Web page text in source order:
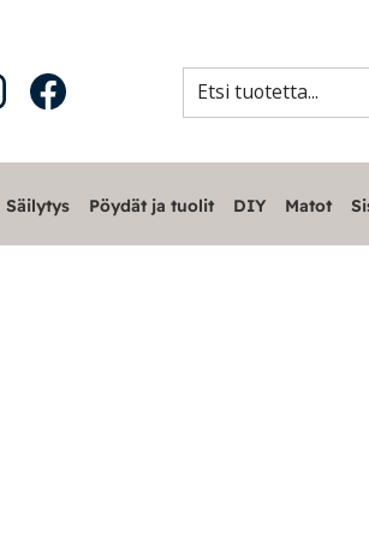
Säilytys Pöydät ja tuolit DIY Matot